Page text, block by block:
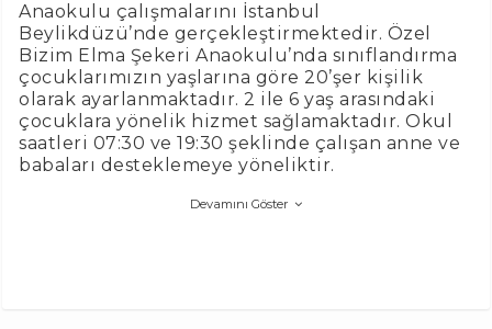
Anaokulu çalışmalarını İstanbul
Beylikdüzü’nde gerçekleştirmektedir. Özel
Bizim Elma Şekeri Anaokulu’nda sınıflandırma
çocuklarımızın yaşlarına göre 20’şer kişilik
olarak ayarlanmaktadır. 2 ile 6 yaş arasındaki
çocuklara yönelik hizmet sağlamaktadır. Okul
saatleri 07:30 ve 19:30 şeklinde çalışan anne ve
babaları desteklemeye yöneliktir.
Devamını Göster